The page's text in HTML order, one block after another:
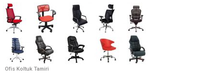
Ofis Koltuk Tamiri